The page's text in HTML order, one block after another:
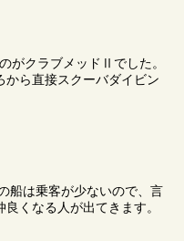
がクラブメッドⅡでした。
から直接スクーバダイビン
船は乗客が少ないので、言
くなる人が出てきます。